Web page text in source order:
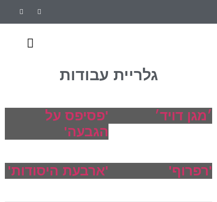
גלריית עבודות
׳מגן דויד׳
'פסיפס על
הגבעה'
'רפרוף' 'ארבעת היסודות'